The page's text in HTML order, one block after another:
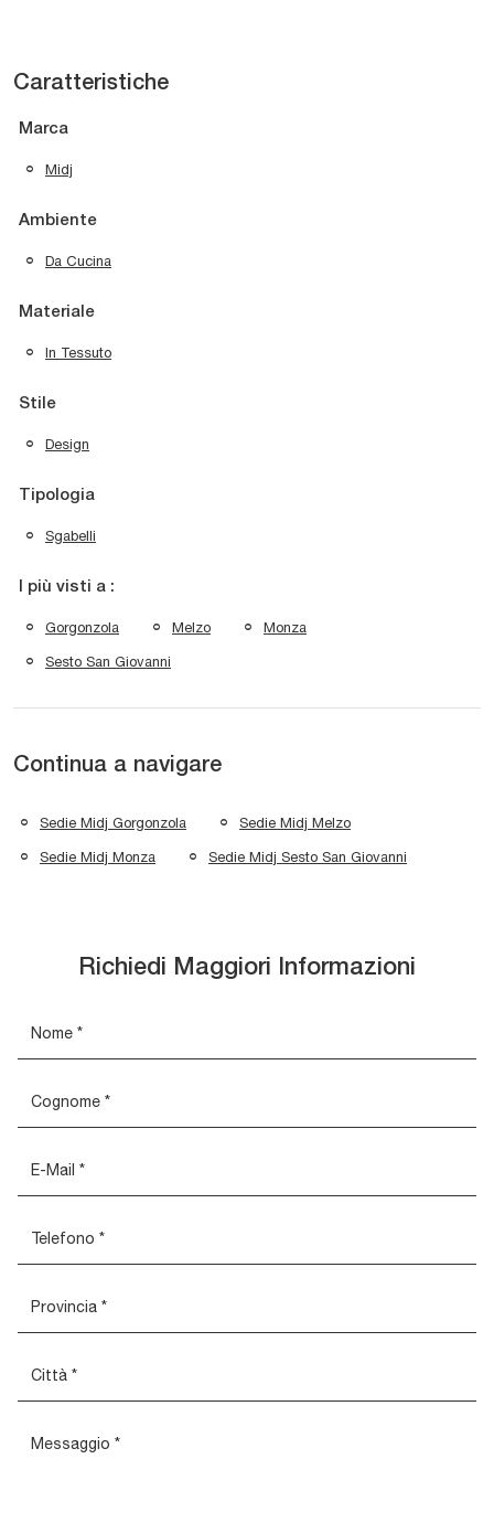
Caratteristiche
Marca
Midj
Ambiente
Da Cucina
Materiale
In Tessuto
Stile
Design
Tipologia
Sgabelli
I più visti a :
Gorgonzola Melzo Monza
Sesto San Giovanni
Continua a navigare
Sedie Midj Gorgonzola Sedie Midj Melzo
Sedie Midj Monza Sedie Midj Sesto San Giovanni
Richiedi Maggiori Informazioni